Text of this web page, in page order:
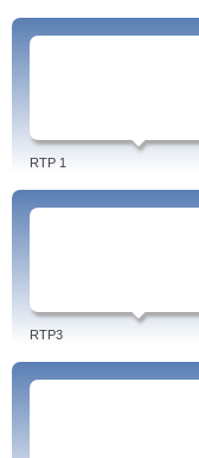
RTP 1
RTP3